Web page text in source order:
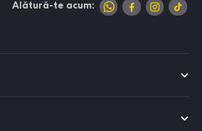
Alătură-te acum: